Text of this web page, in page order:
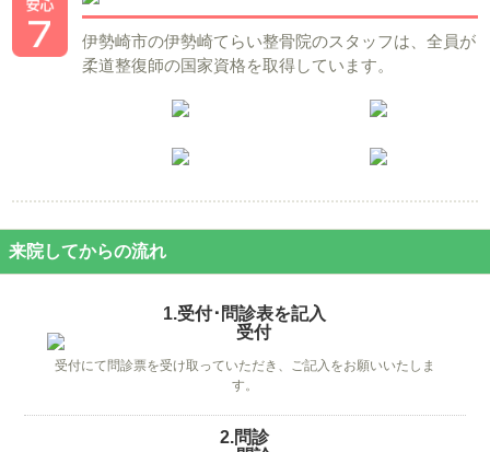
伊勢崎市の伊勢崎てらい整骨院のスタッフは、全員が
柔道整復師の国家資格を取得しています。
来院してからの流れ
1.受付･問診表を記入
受付にて問診票を受け取っていただき、ご記入をお願いいたしま
す。
2.問診